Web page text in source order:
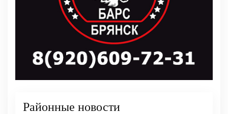
Районные новости